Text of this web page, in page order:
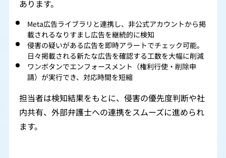
Meta広告ライブラリと連携し、非公式アカウントから掲
載されるなりすまし広告を継続的に検知
侵害の疑いがある広告を即時アラートでチェック可能。
日々掲載される新たな広告を確認する工数を大幅に削減
ワンボタンでエンフォースメント（権利行使・削除申
請）が実行でき、対応時間を短縮
担当者は検知結果をもとに、侵害の優先度判断や社
内共有、外部弁護士への連携をスムーズに進められ
ます。